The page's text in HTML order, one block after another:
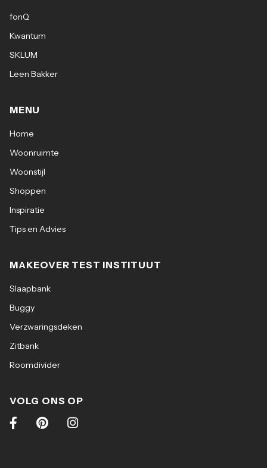
fonQ
Kwantum
SKLUM
Leen Bakker
MENU
Home
Woonruimte
Woonstijl
Shoppen
Inspiratie
Tips en Advies
MAKEOVER TEST INSTITUUT
Slaapbank
Buggy
Verzwaringsdeken
Zitbank
Roomdivider
VOLG ONS OP